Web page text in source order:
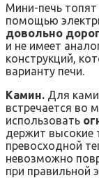
Мини-печь
помощью
довольно
и не имеет
конструкций,
варианту печи.
Камин. Для
встречается во
использовать
держит высокие
превосходной
невозможно
при правильной